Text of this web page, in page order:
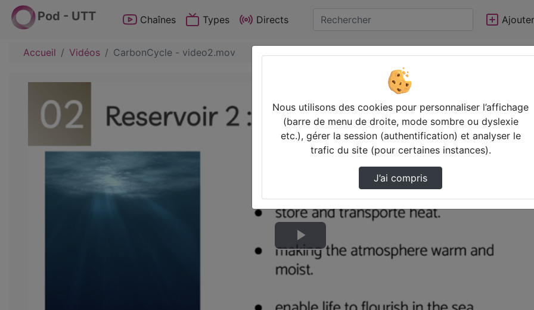
Pod - UTT Chaînes Types Directs
Accueil Vidéos CarbonCycle - video2.mov
Lire
la
vidéo
Nous utilisons des cookies pour personnaliser l’affichage
(barre de menu de droite, mode sombre ou dyslexie
etc.), gérer la session (authentification) et analyser le
trafic du site (pour certaines instances).
J’ai compris